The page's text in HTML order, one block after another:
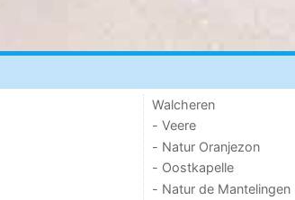
Walcheren
- Veere
- Natur Oranjezon
- Oostkapelle
- Natur de Mantelingen